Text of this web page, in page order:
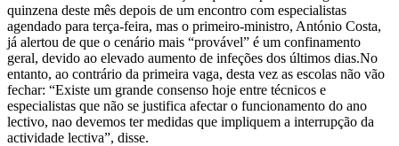
quinzena deste mês depois de um encontro com especialistas
agendado para terça-feira, mas o primeiro-ministro, António Costa,
já alertou de que o cenário mais “provável” é um confinamento
geral, devido ao elevado aumento de infeções dos últimos dias.No
entanto, ao contrário da primeira vaga, desta vez as escolas não vão
fechar: “Existe um grande consenso hoje entre técnicos e
especialistas que não se justifica afectar o funcionamento do ano
lectivo, nao devemos ter medidas que impliquem a interrupção da
actividade lectiva”, disse.